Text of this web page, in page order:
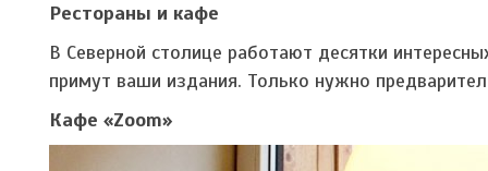
Рестораны и кафе
В Северной столице работают десятки
примут ваши издания. Только нужно
Кафе «Zoom»